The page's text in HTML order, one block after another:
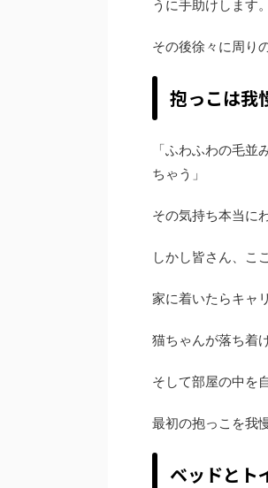
うに手助けします。
その後徐々に周り
抱っこは我
「ふわふわの毛
ちゃう」
その気持ち本当に
しかし皆さん、こ
家に着いたらキャ
猫ちゃんが落ち着
そして部屋の中を
最初の抱っこを我
ベッドとト